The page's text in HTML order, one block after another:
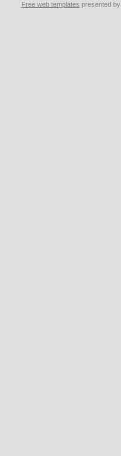
Free web templates presented by